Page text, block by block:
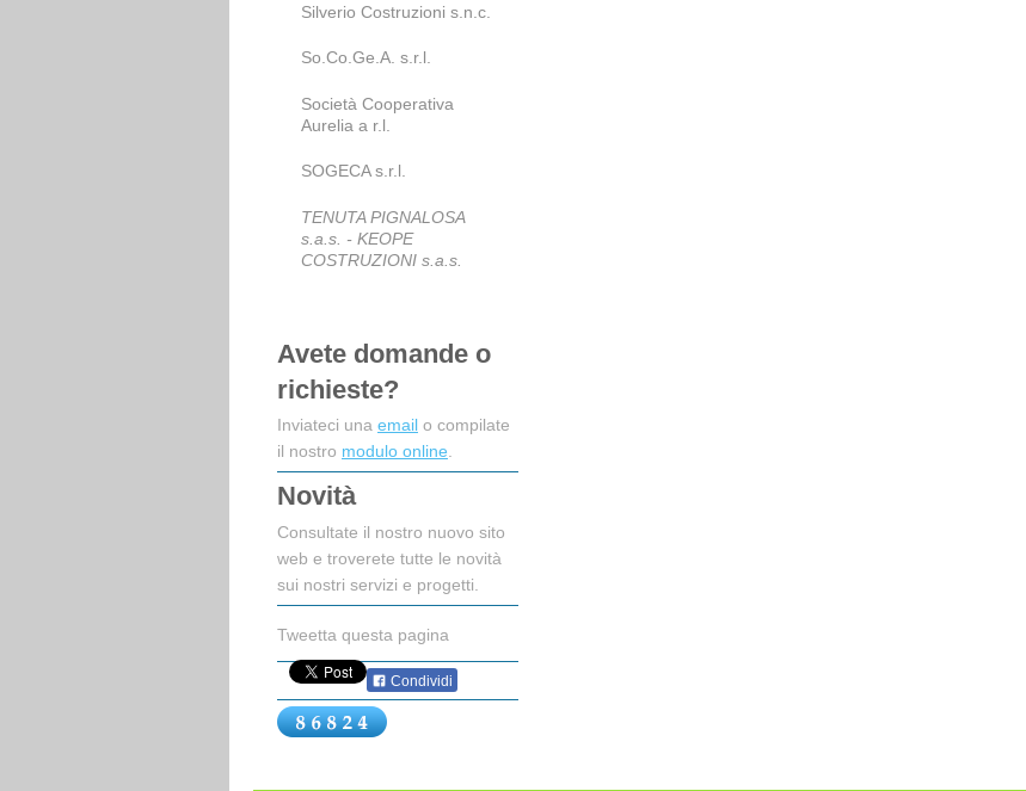
Silverio Costruzioni s.n.c.
So.Co.Ge.A. s.r.l.
Società Cooperativa
Aurelia a r.l.
SOGECA s.r.l.
TENUTA PIGNALOSA
s.a.s. - KEOPE
COSTRUZIONI s.a.s.
Avete domande o
richieste?
Inviateci una email o compilate
il nostro modulo online.
Novità
Consultate il nostro nuovo sito
web e troverete tutte le novità
sui nostri servizi e progetti.
Tweetta questa pagina
Condividi